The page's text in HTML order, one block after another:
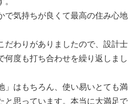
で気持ちが良くて最高の住み心地
だわりがありましたので、設計士
何度も打ち合わせを繰り返しまし
」はもちろん、使い易いとても満
と思っています。本当に大満足で